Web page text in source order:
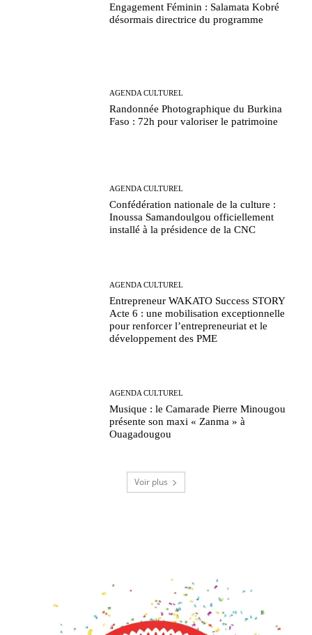
Engagement Féminin : Salamata Kobré
désormais directrice du programme
AGENDA CULTUREL
Randonnée Photographique du Burkina
Faso : 72h pour valoriser le patrimoine
AGENDA CULTUREL
Confédération nationale de la culture :
Inoussa Samandoulgou officiellement
installé à la présidence de la CNC
AGENDA CULTUREL
Entrepreneur WAKATO Success STORY
Acte 6 : une mobilisation exceptionnelle
pour renforcer l’entrepreneuriat et le
développement des PME
AGENDA CULTUREL
Musique : le Camarade Pierre Minougou
présente son maxi « Zanma » à
Ouagadougou
Voir plus